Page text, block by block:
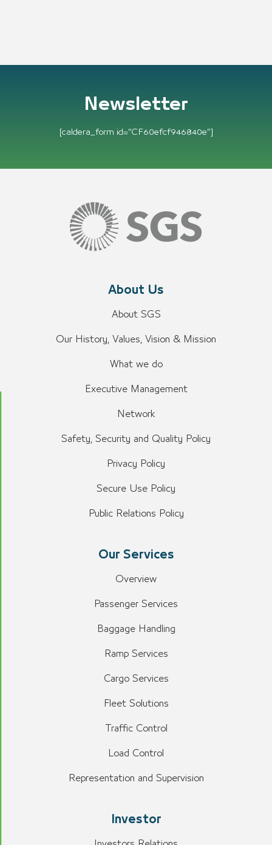
Newsletter
[caldera_form id=”CF60efcf946840e”]
About Us
About SGS
Our History, Values, Vision & Mission
What we do
Executive Management
Network
Safety, Security and Quality Policy
Privacy Policy
Secure Use Policy
Public Relations Policy
Our Services
Overview
Passenger Services
Baggage Handling
Ramp Services
Cargo Services
Fleet Solutions
Traffic Control
Load Control
Representation and Supervision
Investor